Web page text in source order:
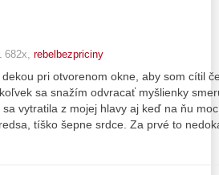
682x, rebelbezpriciny
pri otvorenom okne, aby som cítil
sa snažím odvracať myšlienky
vytratila z mojej hlavy aj keď na ňu
tíško šepne srdce. Za prvé to